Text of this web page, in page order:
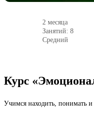
2 месяца
Занятий: 8
Средний
Курс
Учимся находить, понимать